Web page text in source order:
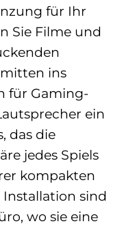
für Ihr
Sie Filme und
mitten ins
für Gaming-
ein
das die
jedes Spiels
kompakten
sind
wo sie eine